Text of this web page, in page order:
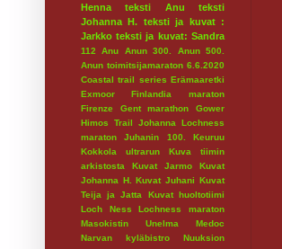
Henna
teksti Anu
teksti
Johanna H. teksti ja kuvat :
Jarkko teksti ja kuvat: Sandra
112 Anu Anun 300.
Anun 500.
Anun toimitsijamaraton 6.6.2020
Coastal trail series Erämaaretki
Exmoor
Finlandia maraton
Firenze
Gent marathon
Gower
Himos Trail
Johanna Lochness
maraton
Juhanin 100.
Keuruu
Kokkola ultrarun
Kuva tiimin
arkistosta
Kuvat Jarmo
Kuvat
Johanna H.
Kuvat Juhani Kuvat
Teija ja Jatta
Kuvat huoltotiimi
Loch Ness
Lochness maraton
Masokistin Unelma
Medoc
Narvan kyläbistro
Nuuksion